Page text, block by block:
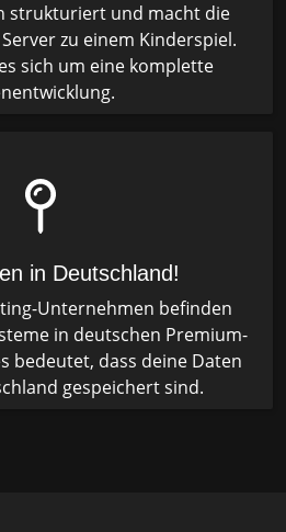
strukturiert und macht die
zu einem Kinderspiel.
sich um eine komplette
in Deutschland!
Unternehmen befinden
in deutschen Premium-
bedeutet, dass deine Daten
gespeichert sind.